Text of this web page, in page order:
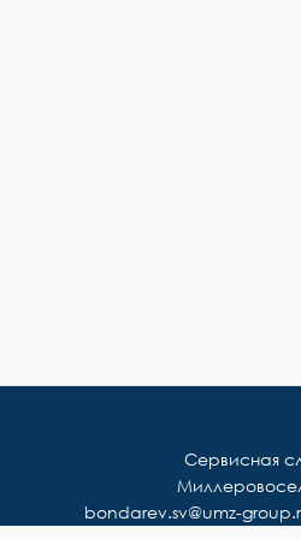
Сервисная
bondarev.sv@umz-